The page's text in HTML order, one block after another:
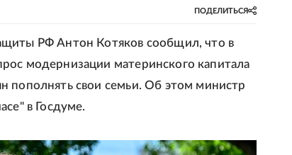
ПОДЕЛИТЬСЯ
РФ Антон Котяков сообщил, что в
модернизации материнского капитала
пополнять свои семьи. Об этом министр
в Госдуме.